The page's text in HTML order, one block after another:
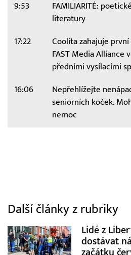
9:53
FAMILIARITÉ:
literatury
17:22
Coolita zahajuje
FAST Media Alliance
předními vysílacími
16:06
Nepřehlížejte
seniorních koček.
nemoc
Další články z rubriky
Lidé z
dostávat
začátku